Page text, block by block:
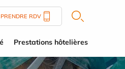
PRENDRE RDV
Prestations hôtelières